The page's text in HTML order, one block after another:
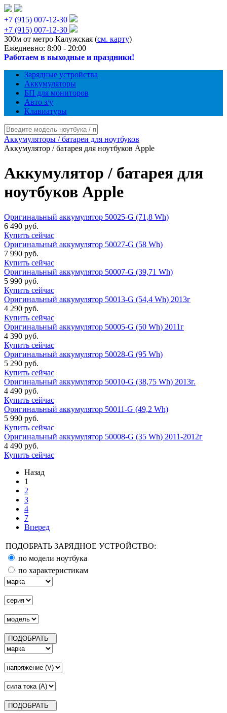
+7 (915) 007-12-30
+7 (915) 007-12-30
300м от метро Калужская (см. карту)
Ежедневно: 8:00 - 20:00
Работаем в выходные и праздники!
Зарядные устройства
Аккумуляторы
БП для мониторов
Авто з/у
Клавиатуры
Аккумуляторы / батареи для ноутбуков
Аккумулятор / батарея для ноутбуков Apple
Аккумулятор / батарея для
ноутбуков Apple
Оригинальный аккумулятор 50025-G (71,8 Wh)
6 490 руб.
Купить сейчас
Оригинальный аккумулятор 50027-G (58 Wh)
7 990 руб.
Купить сейчас
Оригинальный аккумулятор 50007-G (39,71 Wh)
5 990 руб.
Купить сейчас
Оригинальный аккумулятор 50013-G (54,4 Wh) 2013г
4 290 руб.
Купить сейчас
Оригинальный аккумулятор 50005-G (50 Wh) 2011г
4 390 руб.
Купить сейчас
Оригинальный аккумулятор 50028-G (95 Wh)
5 290 руб.
Купить сейчас
Оригинальный аккумулятор 50010-G (38,75 Wh) 2013г.
4 490 руб.
Купить сейчас
Оригинальный аккумулятор 50011-G (49,2 Wh)
5 990 руб.
Купить сейчас
Оригинальный аккумулятор 50008-G (35 Wh) 2011-2012г
4 490 руб.
Купить сейчас
Назад
1
2
3
4
7
Вперед
ПОДОБРАТЬ ЗАРЯДНОЕ УСТРОЙСТВО:
по модели ноутбука
по характеристикам